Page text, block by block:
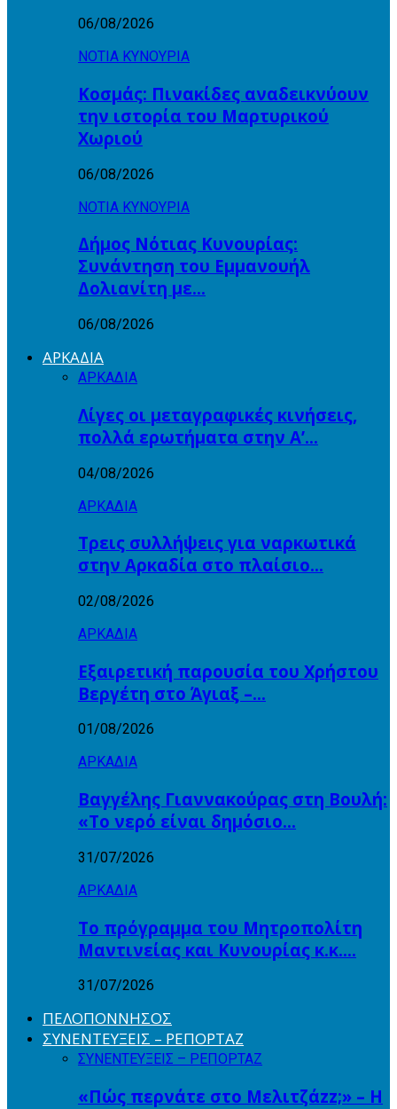
06/08/2026
ΝΟΤΙΑ ΚΥΝΟΥΡΙΑ
Κοσμάς: Πινακίδες αναδεικνύουν
την ιστορία του Μαρτυρικού
Χωριού
06/08/2026
ΝΟΤΙΑ ΚΥΝΟΥΡΙΑ
Δήμος Νότιας Κυνουρίας:
Συνάντηση του Εμμανουήλ
Δολιανίτη με…
06/08/2026
ΑΡΚΑΔΙΑ
ΑΡΚΑΔΙΑ
Λίγες οι μεταγραφικές κινήσεις,
πολλά ερωτήματα στην Α’…
04/08/2026
ΑΡΚΑΔΙΑ
Τρεις συλλήψεις για ναρκωτικά
στην Αρκαδία στο πλαίσιο…
02/08/2026
ΑΡΚΑΔΙΑ
Εξαιρετική παρουσία του Χρήστου
Βεργέτη στο Άγιαξ –…
01/08/2026
ΑΡΚΑΔΙΑ
Βαγγέλης Γιαννακούρας στη Βουλή:
«Το νερό είναι δημόσιο…
31/07/2026
ΑΡΚΑΔΙΑ
Το πρόγραμμα του Μητροπολίτη
Μαντινείας και Κυνουρίας κ.κ….
31/07/2026
ΠΕΛΟΠΟΝΝΗΣΟΣ
ΣΥΝΕΝΤΕΥΞΕΙΣ – ΡΕΠΟΡΤΑΖ
ΣΥΝΕΝΤΕΥΞΕΙΣ – ΡΕΠΟΡΤΑΖ
«Πώς περνάτε στο Μελιτζάzz;» – Η